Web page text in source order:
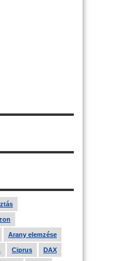
Arany elemzése
Ciprus DAX